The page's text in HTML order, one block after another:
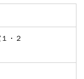
・２